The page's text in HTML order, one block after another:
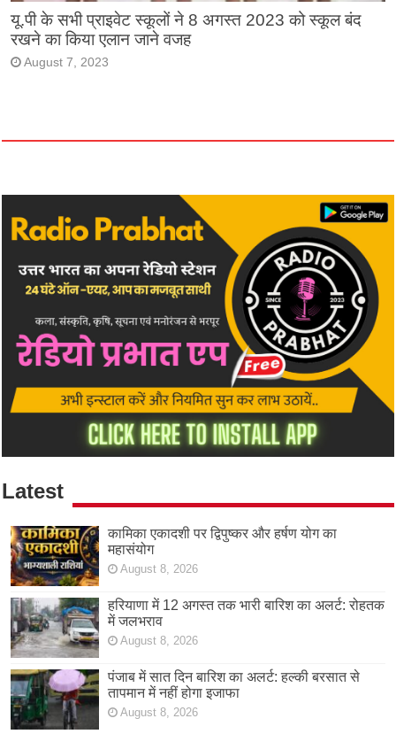
यू.पी के सभी प्राइवेट स्कूलों ने 8 अगस्त 2023 को स्कूल बंद
रखने का किया एलान जाने वजह
August 7, 2023
Latest
कामिका एकादशी पर द्विपुष्कर और हर्षण योग का
महासंयोग
August 8, 2026
हरियाणा में 12 अगस्त तक भारी बारिश का अलर्ट: रोहतक
में जलभराव
August 8, 2026
पंजाब में सात दिन बारिश का अलर्ट: हल्की बरसात से
तापमान में नहीं होगा इजाफा
August 8, 2026